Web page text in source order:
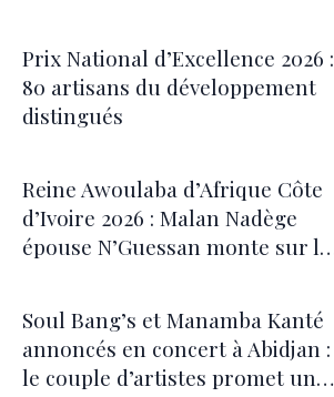
Prix National d’Excellence 2026 :
80 artisans du développement
distingués
Reine Awoulaba d’Afrique Côte
d’Ivoire 2026 : Malan Nadège
épouse N’Guessan monte sur le
Soul Bang’s et Manamba Kanté
annoncés en concert à Abidjan :
le couple d’artistes promet une